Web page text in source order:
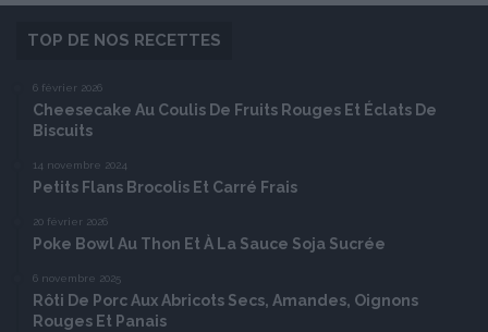
TOP DE NOS RECETTES
6 février 2026
Cheesecake Au Coulis De Fruits Rouges Et Éclats De
Biscuits
14 novembre 2024
Petits Flans Brocolis Et Carré Frais
20 février 2026
Poke Bowl Au Thon Et À La Sauce Soja Sucrée
6 novembre 2025
Rôti De Porc Aux Abricots Secs, Amandes, Oignons
Rouges Et Panais